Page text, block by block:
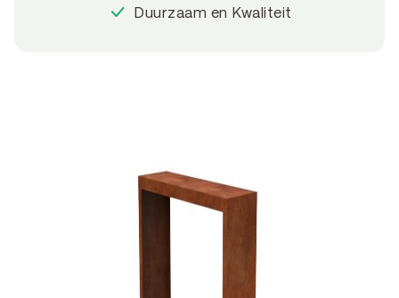
Duurzaam en Kwaliteit